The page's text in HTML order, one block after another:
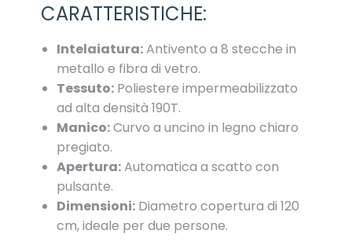
CARATTERISTICHE:
Intelaiatura:Antivento a 8 stecche in
metallo e fibra di vetro.
Tessuto: Poliestere impermeabilizzato
ad alta densità 190T.
Manico:Curvo a uncino in legno chiaro
pregiato.
Apertura:Automatica a scatto con
pulsante.
Dimensioni: Diametro copertura di 120
cm, ideale per due persone.